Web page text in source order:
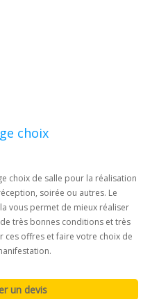
choix
choix de salle pour la réalisation
soirée ou autres. Le
vous permet de mieux réaliser
très bonnes conditions et très
ces offres et faire votre choix de